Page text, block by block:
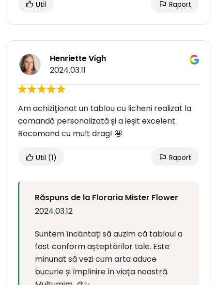
Util Raport
Henriette Vigh
2024.03.11
Am achiziționat un tablou cu licheni realizat la
comandă personalizată și a ieșit excelent.
Recomand cu mult drag! 🤩
Util (1) Raport
Răspuns de la Floraria Mister Flower
2024.03.12
Suntem încântați să auzim că tabloul a
fost conform așteptărilor tale. Este
minunat să vezi cum arta aduce
bucurie și împlinire în viața noastră.